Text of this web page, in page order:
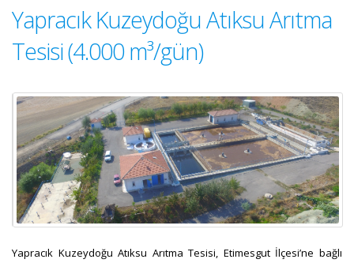
Yapracık Kuzeydoğu Atıksu Arıtma
Tesisi (4.000 m³/gün)
Yapracık Kuzeydoğu Atıksu Arıtma Tesisi, Etimesgut İlçesi’ne bağlı